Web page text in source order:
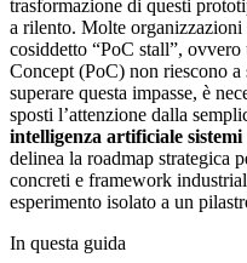
trasformazione di questi
a rilento. Molte organizzazioni
cosiddetto “PoC stall”,
Concept (PoC) non riescono
superare questa impasse, è
sposti l’attenzione dalla
intelligenza artificiale sistemi
delinea la roadmap strategica
concreti e framework
esperimento isolato a un
In questa guida